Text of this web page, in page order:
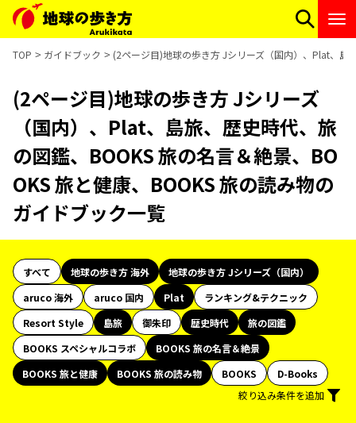
TOP ガイドブック (2ページ目)地球の歩き方 Jシリーズ（国内）、Plat、島
(2ページ目)地球の歩き方 Jシリーズ
（国内）、Plat、島旅、歴史時代、旅
の図鑑、BOOKS 旅の名言＆絶景、BO
OKS 旅と健康、BOOKS 旅の読み物の
ガイドブック一覧
すべて 地球の歩き方 海外
地球の歩き方 Jシリーズ（国内）
aruco 海外
aruco 国内 Plat
ランキング&テクニック
Resort Style
島旅 御朱印 歴史時代
旅の図鑑
BOOKS スペシャルコラボ
BOOKS 旅の名言＆絶景
BOOKS 旅と健康
BOOKS 旅の読み物 BOOKS
D-Books
絞り込み条件を追加